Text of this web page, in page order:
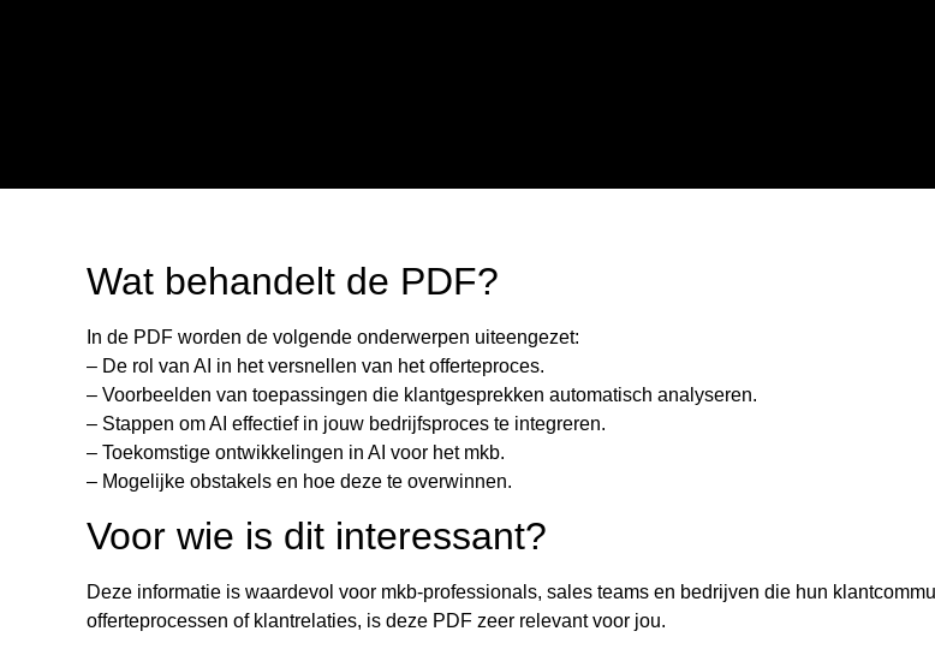
Wat behandelt de PDF?
In de PDF worden de volgende onderwerpen uiteengezet:
– De rol van AI in het versnellen van het offerteproces.
– Voorbeelden van toepassingen die klantgesprekken automatisch analyseren.
– Stappen om AI effectief in jouw bedrijfsproces te integreren.
– Toekomstige ontwikkelingen in AI voor het mkb.
– Mogelijke obstakels en hoe deze te overwinnen.
Voor wie is dit interessant?
Deze informatie is waardevol voor mkb-professionals, sales teams en bedrijven die hun
offerteprocessen of klantrelaties, is deze PDF zeer relevant voor jou.